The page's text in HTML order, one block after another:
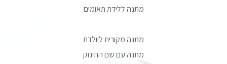
מתנה ללידת תאומים
מתנה מקורית ליולדת
מתנה עם שם התינוק